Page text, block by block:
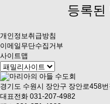
등록된
개인정보취급방침
이메일무단수집거부
사이트맵
경기도 수원시 장안구 장안로458
대표전화 031-207-4982